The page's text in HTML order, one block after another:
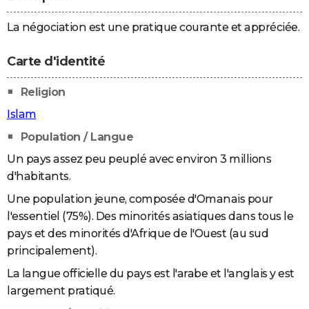
La négociation est une pratique courante et appréciée.
Carte d'identité
Religion
Islam
Population / Langue
Un pays assez peu peuplé avec environ 3 millions
d'habitants.
Une population jeune, composée d'Omanais pour
l'essentiel (75%). Des minorités asiatiques dans tous le
pays et des minorités d'Afrique de l'Ouest (au sud
principalement).
La langue officielle du pays est l'arabe et l'anglais y est
largement pratiqué.